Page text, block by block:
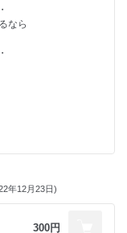
ます。
なら
年12月23日)
300円